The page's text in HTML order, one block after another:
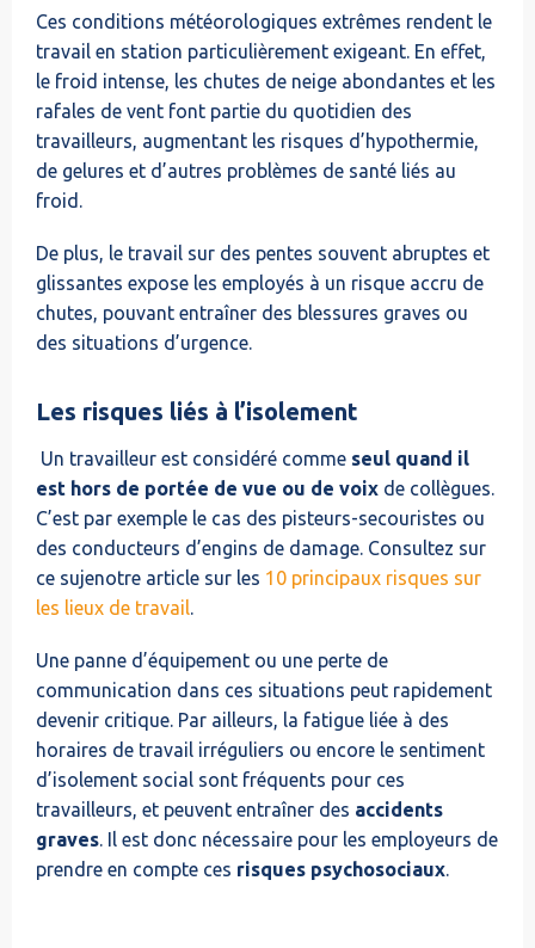
Ces conditions météorologiques extrêmes rendent le
travail en station particulièrement exigeant. En effet,
le froid intense, les chutes de neige abondantes et les
rafales de vent font partie du quotidien des
travailleurs, augmentant les risques d’hypothermie,
de gelures et d’autres problèmes de santé liés au
froid.
De plus, le travail sur des pentes souvent abruptes et
glissantes expose les employés à un risque accru de
chutes, pouvant entraîner des blessures graves ou
des situations d’urgence.
Les risques liés à l’isolement
Un travailleur est considéré comme seul quand il
est hors de portée de vue ou de voix de collègues.
C’est par exemple le cas des pisteurs-secouristes ou
des conducteurs d’engins de damage. Consultez sur
ce sujenotre article sur les 10 principaux risques sur
les lieux de travail.
Une panne d’équipement ou une perte de
communication dans ces situations peut rapidement
devenir critique. Par ailleurs, la fatigue liée à des
horaires de travail irréguliers ou encore le sentiment
d’isolement social sont fréquents pour ces
travailleurs, et peuvent entraîner des accidents
graves. Il est donc nécessaire pour les employeurs de
prendre en compte ces risques psychosociaux.